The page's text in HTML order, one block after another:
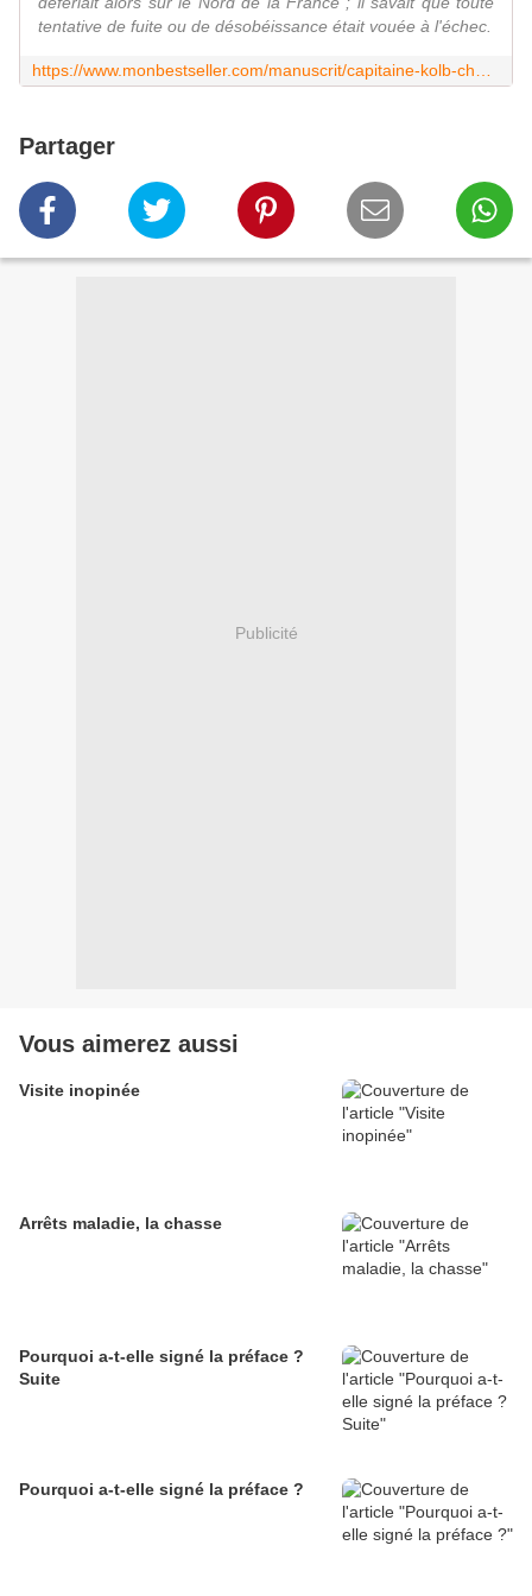
tentative de fuite ou de désobéissance était vouée à l'échec.
Partager
Publicité
Vous aimerez aussi
Visite inopinée
Arrêts maladie, la chasse
Pourquoi a-t-elle signé la préface ?
Suite
Pourquoi a-t-elle signé la préface ?